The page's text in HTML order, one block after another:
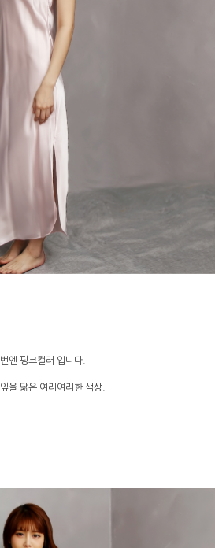
엔 핑크컬러 입니다.
을 닮은 여리여리한 색상.